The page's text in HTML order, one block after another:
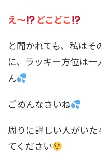
え～
どこどこ
と聞かれても、私は
に、ラッキー方位は
ん
ごめんなさいね
周りに詳しい人がい
てください